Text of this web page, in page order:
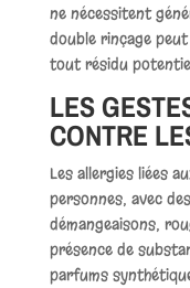
ne nécessitent
double rinçage
tout résidu
LES
CONTRE
Les allergies liées
personnes, avec
démangeaisons,
présence de
parfums